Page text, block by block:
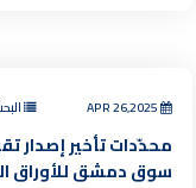
محدّدات تأخير إصدار
سوق دمشق للأوراق